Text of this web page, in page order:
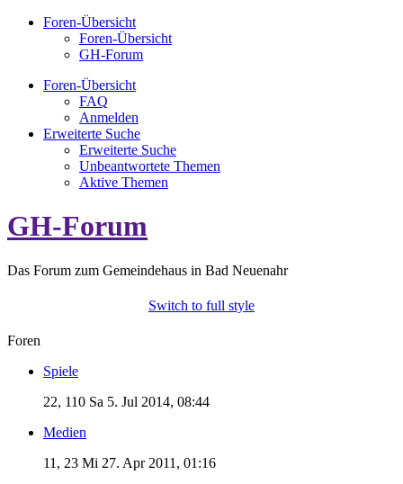
Foren-Übersicht
Foren-Übersicht
GH-Forum
Foren-Übersicht
FAQ
Anmelden
Erweiterte Suche
Erweiterte Suche
Unbeantwortete Themen
Aktive Themen
GH-Forum
Das Forum zum Gemeindehaus in Bad Neuenahr
Switch to full style
Foren
Spiele
22, 110 Sa 5. Jul 2014, 08:44
Medien
11, 23 Mi 27. Apr 2011, 01:16